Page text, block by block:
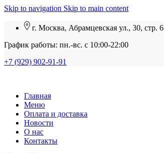
Skip to navigation Skip to main content
г. Москва, Абрамцевская ул., 30, стр. 6
График работы: пн.-вс. с 10:00-22:00
+7 (929) 902-91-91
Главная
Меню
Оплата и доставка
Новости
О нас
Контакты